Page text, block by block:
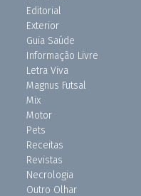
Editorial
Exterior
Guia Saúde
Informação Livre
Letra Viva
Magnus Futsal
Mix
Motor
Pets
Receitas
Revistas
Necrologia
Outro Olhar